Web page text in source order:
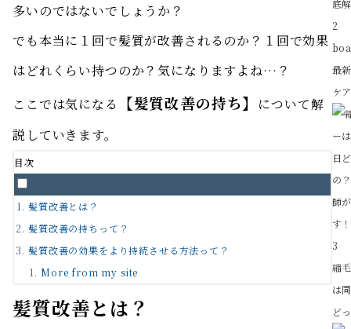
多いのではないでしょうか？
でも本当に１回で髪質が改善されるのか？１回で効果
はどれくらい持つのか？気になりますよね…？
ここでは気になる
【髪質改善の持ち】
について解
説していきます。
目次
髪質改善とは？
髪質改善の持ちって？
髪質改善の効果をより持続させる方法って？
More from my site
髪質改善とは？
2
最
ケ
3
縮
は
ど